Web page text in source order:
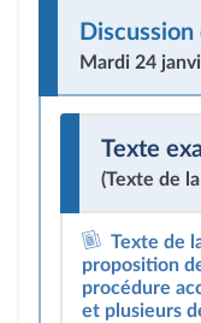
Mardi 24
Texte
(Texte de
Texte de
proposition
procédure
et plusieurs